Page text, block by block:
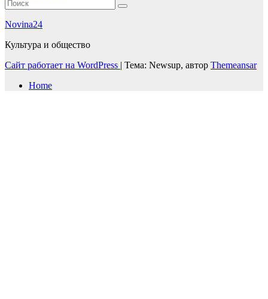
Novina24
Культура и общество
Сайт работает на WordPress | Тема: Newsup, автор Themeansar
Home